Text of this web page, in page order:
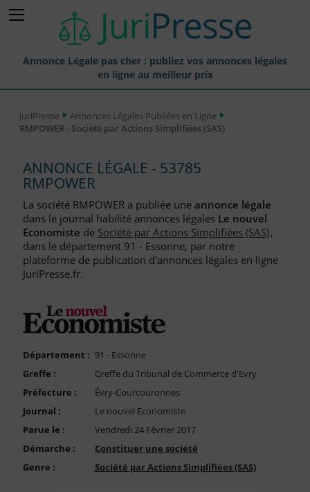
Annonce Légale pas cher : publiez vos annonces légales
en ligne au meilleur prix
Annonces Légales Publiées
Journaux Habilités (JAL) Annonces Légales
Départements pour la Publication d'Annonces Légales
Liste des Greffes
Liste des CCI
FAQ
Compte PRO
JuriPresse
Annonces Légales Publiées en Ligne
RMPOWER - Société par Actions Simplifiées (SAS)
ANNONCE LÉGALE - 53785
RMPOWER
La société RMPOWER a publiée une annonce légale
dans le journal habilité annonces légales Le nouvel
Economiste de Société par Actions Simplifiées (SAS),
dans le département 91 - Essonne, par notre
plateforme de publication d'annonces légales en ligne
JuriPresse.fr.
Département : 91 - Essonne
Greffe :
Greffe du Tribunal de Commerce d'Evry
Préfecture :
Évry-Courcouronnes
Journal :
Le nouvel Economiste
Parue le :
Vendredi 24 Février 2017
Démarche :
Constituer une société
Genre :
Société par Actions Simplifiées (SAS)